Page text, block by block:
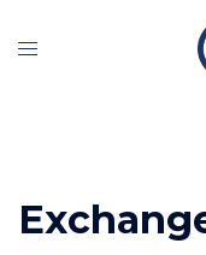
Mostra/Nascondi